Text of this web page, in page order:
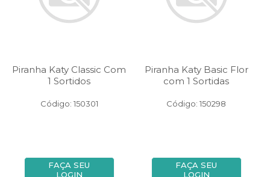
Piranha Katy Classic Com
1 Sortidos
Código: 150301
FAÇA SEU
LOGIN
Piranha Katy Basic Flor
com 1 Sortidas
Código: 150298
FAÇA SEU
LOGIN